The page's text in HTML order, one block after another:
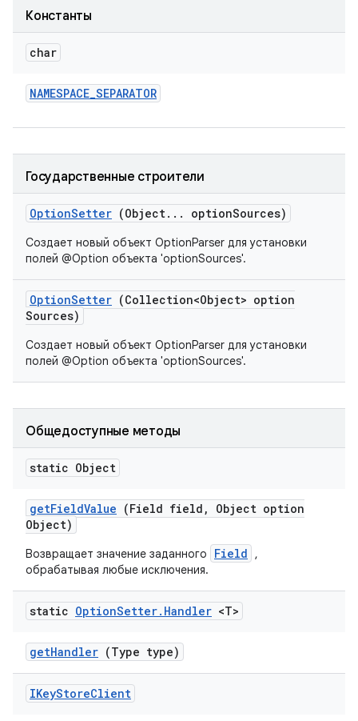
Константы
char
NAMESPACE_SEPARATOR
Государственные строители
OptionSetter (Object. . . optionSources)
Создает новый объект OptionParser для установки
полей @Option объекта 'optionSources'.
OptionSetter (Collection<Object> option
Sources)
Создает новый объект OptionParser для установки
полей @Option объекта 'optionSources'.
Общедоступные методы
static Object
getFieldValue (Field field ,
Object option
Object)
Возвращает значение заданного Field
,
обрабатывая любые исключения.
static OptionSetter. Handler <T>
getHandler (Type type)
IKeyStoreClient